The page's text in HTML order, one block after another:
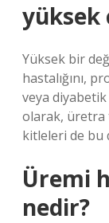
yüksek
Yüksek bir
hastalığını,
veya
olarak, üretra
kitleleri de bu
Üremi
nedir?